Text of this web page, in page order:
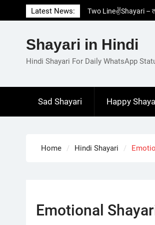
to
Latest News:
Two Line✌️Shayari –
Love😓Lines In Hindi
Love🥳Poetry In Hindi
1 Line☝️Shayari In
Shayari in Hindi
Hindi Shayari For Daily WhatsApp
Sad Shayari Happy
Home Hindi Shayari
Emotional Shayari